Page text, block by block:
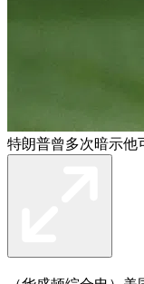
特朗普曾多次暗示他